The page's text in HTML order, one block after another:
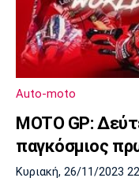
Auto-moto
MOTO GP:
παγκόσμιος
Κυριακή, 26/11/2023